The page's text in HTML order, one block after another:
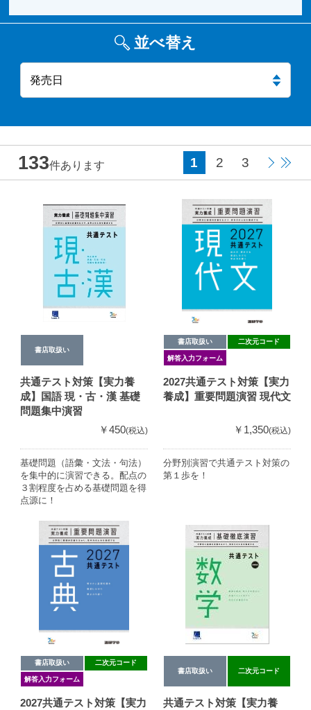
並べ替え
133件あります 1 2 3
書店取扱い
共通テスト対策【実力養
成】国語 現・古・漢 基礎
問題集中演習
￥450(税込)
基礎問題（語彙・文法・句法）
を集中的に演習できる。配点の
３割程度を占める基礎問題を得
点源に！
書店取扱い 二次元コード
解答入力フォーム
2027共通テスト対策【実力
養成】重要問題演習 現代文
￥1,350(税込)
分野別演習で共通テスト対策の
第１歩を！
書店取扱い 二次元コード
解答入力フォーム
2027共通テスト対策【実力
書店取扱い 二次元コード
共通テスト対策【実力養